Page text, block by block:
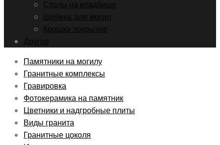
Столы на кладбище
Щебень для могил
Крошка покрытие
Другое
Памятники на могилу
Гранитные комплексы
Гравировка
Фотокерамика на памятник
Цветники и надгробные плиты
Виды гранита
Гранитные цоколя